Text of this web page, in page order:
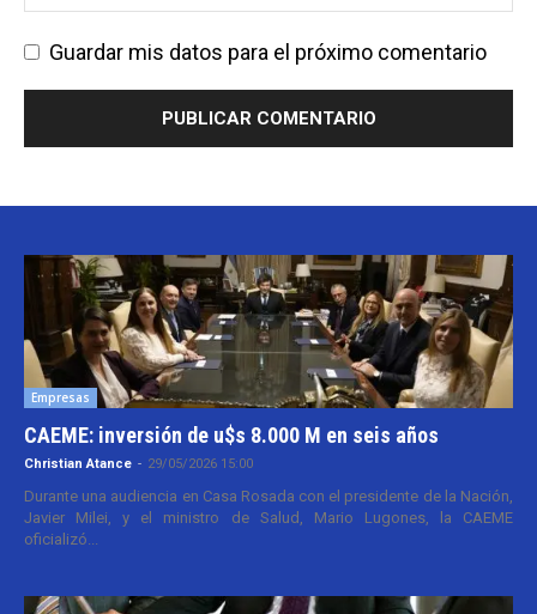
Guardar mis datos para el próximo comentario
Empresas
CAEME: inversión de u$s 8.000 M en seis años
Christian Atance - 29/05/2026 15:00
Durante una audiencia en Casa Rosada con el presidente de la Nación,
Javier Milei, y el ministro de Salud, Mario Lugones, la CAEME
oficializó...